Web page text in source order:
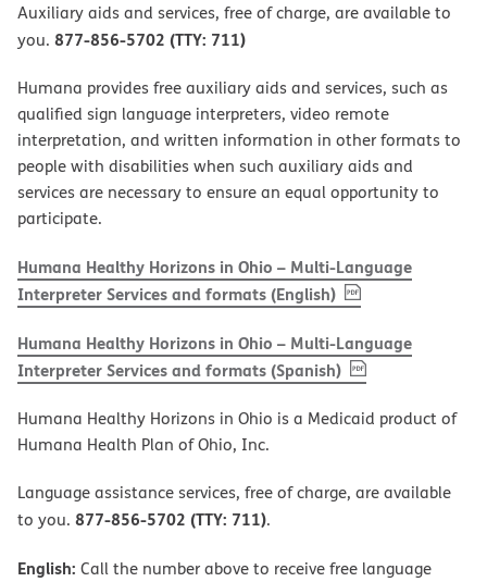
Auxiliary aids and services, free of charge, are available to
you. 877-856-5702 (TTY: 711)
Humana provides free auxiliary aids and services, such as
qualified sign language interpreters, video remote
interpretation, and written information in other formats to
people with disabilities when such auxiliary aids and
services are necessary to ensure an equal opportunity to
participate.
Humana Healthy Horizons in Ohio – Multi-Language
Interpreter Services and formats (English), PDF(opens in new
Humana Healthy Horizons in Ohio – Multi-Language
Interpreter Services and formats (Spanish), PDF(opens in new
Humana Healthy Horizons in Ohio is a Medicaid product of
Humana Health Plan of Ohio, Inc.
Language assistance services, free of charge, are available
to you. 877-856-5702 (TTY: 711).
English: Call the number above to receive free language